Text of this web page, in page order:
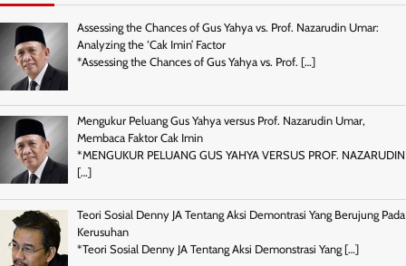
Assessing the Chances of Gus Yahya vs. Prof. Nazarudin Umar:
Analyzing the ‘Cak Imin’ Factor
*Assessing the Chances of Gus Yahya vs. Prof. […]
Mengukur Peluang Gus Yahya versus Prof. Nazarudin Umar,
Membaca Faktor Cak Imin
*MENGUKUR PELUANG GUS YAHYA VERSUS PROF. NAZARUDIN
[…]
Teori Sosial Denny JA Tentang Aksi Demontrasi Yang Berujung Pada
Kerusuhan
*Teori Sosial Denny JA Tentang Aksi Demonstrasi Yang […]